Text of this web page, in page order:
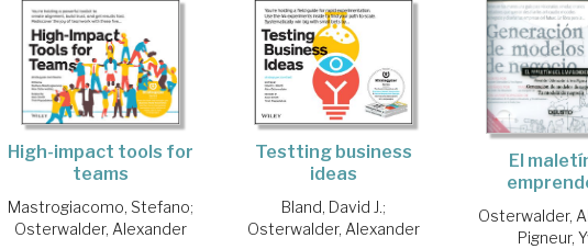
High-impact tools for
teams
Mastrogiacomo, Stefano;
Osterwalder, Alexander
Testting business
ideas
Bland, David J.;
Osterwalder, Alexander
El
Osterwalder,
Pigneur,